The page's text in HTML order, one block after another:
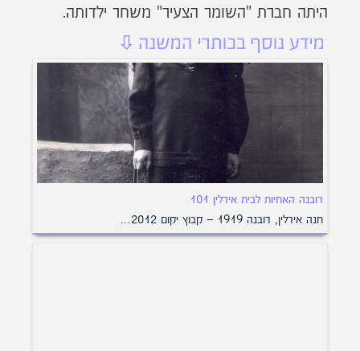
היתה חברת "השומר הצעיר" משחר ילדותה.
רובנה האחיות לבית אירלין 101
חנה אירלין, רובנה 1919 – קבוץ יקום 2012…